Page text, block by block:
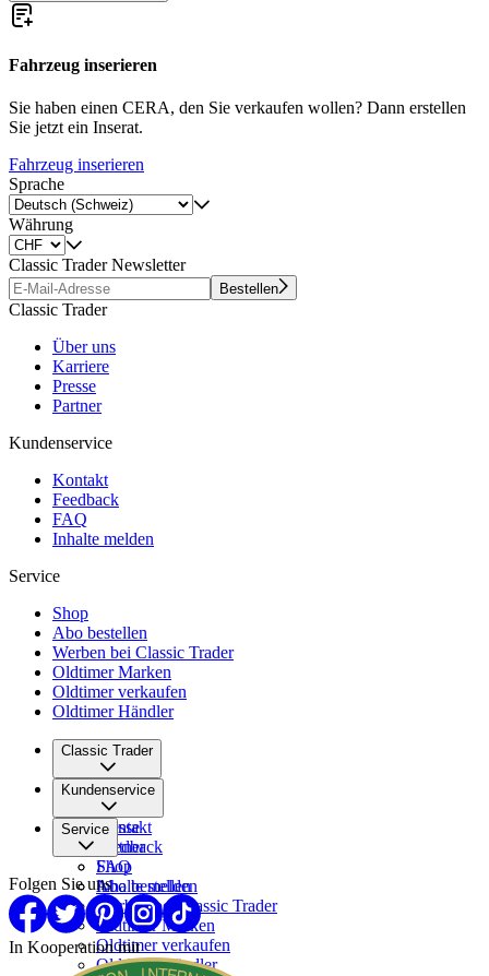
Fahrzeug inserieren
Sie haben einen CERA, den Sie verkaufen wollen? Dann erstellen
Sie jetzt ein Inserat.
Fahrzeug inserieren
Sprache
Währung
Classic Trader Newsletter
Bestellen
Classic Trader
Über uns
Karriere
Presse
Partner
Kundenservice
Kontakt
Feedback
FAQ
Inhalte melden
Service
Shop
Abo bestellen
Werben bei Classic Trader
Oldtimer Marken
Oldtimer verkaufen
Oldtimer Händler
Classic Trader
Über uns
Karriere
Presse
Partner
Kundenservice
Kontakt
Feedback
FAQ
Inhalte melden
Service
Shop
Abo bestellen
Werben bei Classic Trader
Oldtimer Marken
Oldtimer verkaufen
Oldtimer Händler
Folgen Sie uns
In Kooperation mit